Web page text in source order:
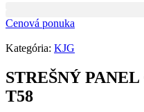
Cenová ponuka
Kategória: KJG
STREŠNÝ
T58